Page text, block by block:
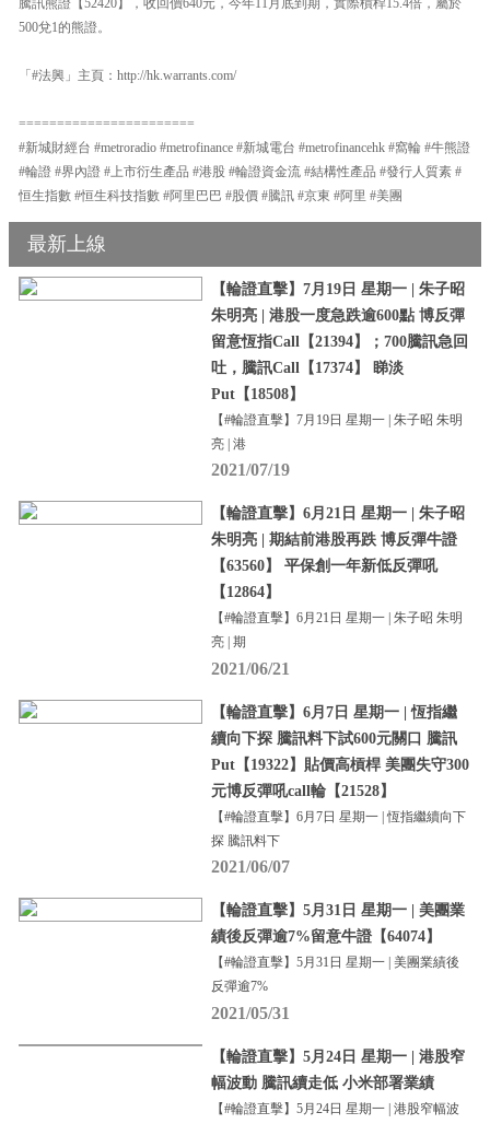
500兌1的熊證。
「#法興」主頁：http://hk.warrants.com/
=======================
#新城財經台 #metroradio #metrofinance #新城電台 #metrofinancehk #窩輪 #牛熊證
#輪證 #界內證 #上市衍生產品 #港股 #輪證資金流 #結構性產品 #發行人質素 #
恒生指數 #恒生科技指數 #阿里巴巴 #股價 #騰訊 #京東 #阿里 #美團
最新上線
【輪證直擊】7月19日 星期一 | 朱子昭
朱明亮 | 港股一度急跌逾600點 博反彈
留意恆指Call【21394】；700騰訊急回
吐，騰訊Call【17374】 睇淡
Put【18508】
【#輪證直擊】7月19日 星期一 | 朱子昭 朱明
亮 | 港
2021/07/19
【輪證直擊】6月21日 星期一 | 朱子昭
朱明亮 | 期結前港股再跌 博反彈牛證
【63560】 平保創一年新低反彈吼
【12864】
【#輪證直擊】6月21日 星期一 | 朱子昭 朱明
亮 | 期
2021/06/21
【輪證直擊】6月7日 星期一 | 恆指繼
續向下探 騰訊料下試600元關口 騰訊
Put【19322】貼價高槓桿 美團失守300
元博反彈吼call輪【21528】
【#輪證直擊】6月7日 星期一 | 恆指繼續向下
探 騰訊料下
2021/06/07
【輪證直擊】5月31日 星期一 | 美團業
績後反彈逾7%留意牛證【64074】
【#輪證直擊】5月31日 星期一 | 美團業績後
反彈逾7%
2021/05/31
【輪證直擊】5月24日 星期一 | 港股窄
幅波動 騰訊續走低 小米部署業績
【#輪證直擊】5月24日 星期一 | 港股窄幅波